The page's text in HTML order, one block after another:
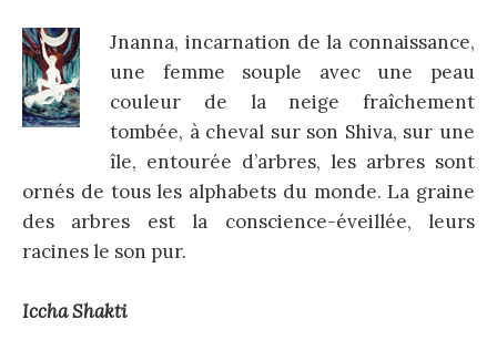
Jnanna, incarnation de la connaissance,
une femme souple avec une peau
couleur de la neige fraîchement
tombée, à cheval sur son Shiva, sur une
île, entourée d’arbres, les arbres sont
ornés de tous les alphabets du monde. La graine
des arbres est la conscience-éveillée, leurs
racines le son pur.
Iccha Shakti